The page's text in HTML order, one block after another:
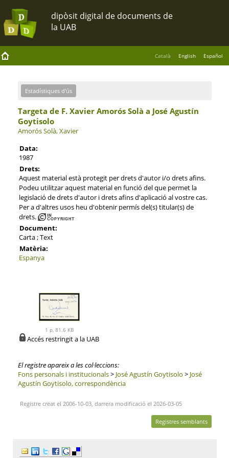
Català English Español
Estadístiques d'ús
Targeta de F. Xavier Amorós Solà a José Agustín
Goytisolo
Amorós Solà, Xavier
Data:
1987
Drets:
Aquest material està protegit per drets d'autor i/o drets afins.
Podeu utilitzar aquest material en funció del que permet la
legislació de drets d'autor i drets afins d'aplicació al vostre cas.
Per a d'altres usos heu d'obtenir permís del(s) titular(s) de
drets.
Document:
Carta ; Text
Matèria:
Espanya
1 p, 81.6 KB
Accés restringit a la UAB
El registre apareix a les col·leccions:
Fons personals i institucionals> José Agustín Goytisolo > José
Agustín Goytisolo, correspondència
Registre creat el 2006-10-03, darrera modificació el 2026-03-05
Registres semblants